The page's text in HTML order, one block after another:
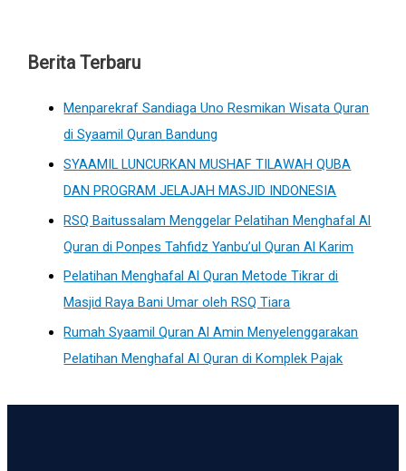
Berita Terbaru
Menparekraf Sandiaga Uno Resmikan Wisata Quran
di Syaamil Quran Bandung
SYAAMIL LUNCURKAN MUSHAF TILAWAH QUBA
DAN PROGRAM JELAJAH MASJID INDONESIA
RSQ Baitussalam Menggelar Pelatihan Menghafal Al
Quran di Ponpes Tahfidz Yanbu’ul Quran Al Karim
Pelatihan Menghafal Al Quran Metode Tikrar di
Masjid Raya Bani Umar oleh RSQ Tiara
Rumah Syaamil Quran Al Amin Menyelenggarakan
Pelatihan Menghafal Al Quran di Komplek Pajak